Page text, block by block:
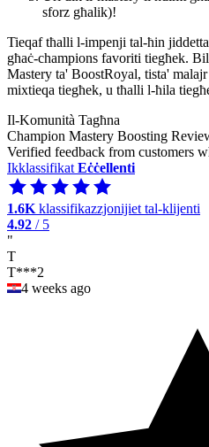
sforz għalik)!
Tieqaf tħalli l-impenji tal-ħin
għaċ-champions favoriti tiegħek.
Mastery ta' BoostRoyal, tista'
mixtieqa tiegħek, u tħalli l-ħila
Il-Komunità Tagħna
Champion Mastery Boosting
Verified feedback from customers
Ikklassifikat Eċċellenti
1.6K klassifikazzjonijiet tal-klijenti
4.92 / 5
"
T
T***2
4 weeks ago